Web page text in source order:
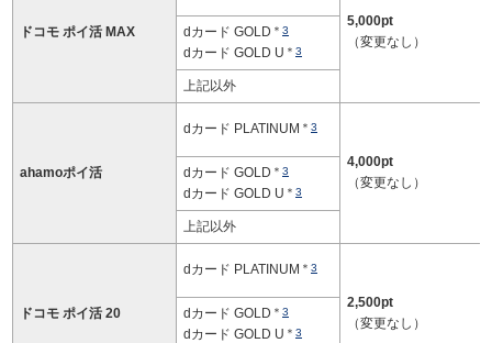
ドコモ ポイ活 MAX
5,000pt
（変更なし）
dカード GOLD ＊ 3
dカード GOLD U ＊ 3
上記以外
ahamoポイ活
dカード PLATINUM ＊ 3
4,000pt
（変更なし）
dカード GOLD ＊ 3
dカード GOLD U ＊ 3
上記以外
ドコモ ポイ活 20
dカード PLATINUM ＊ 3
2,500pt
（変更なし）
dカード GOLD ＊ 3
dカード GOLD U ＊ 3